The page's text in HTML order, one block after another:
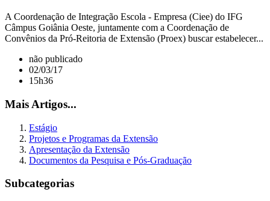
A Coordenação de Integração Escola - Empresa (Ciee) do IFG
Câmpus Goiânia Oeste, juntamente com a Coordenação de
Convênios da Pró-Reitoria de Extensão (Proex) buscar estabelecer...
não publicado
02/03/17
15h36
Mais Artigos...
Estágio
Projetos e Programas da Extensão
Apresentação da Extensão
Documentos da Pesquisa e Pós-Graduação
Subcategorias